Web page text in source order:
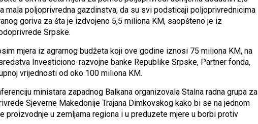
mala poljoprivredna gazdinstva, da su svi podsticaji poljoprivrednicima
goriva za šta je izdvojeno 5,5 miliona KM, saopšteno je iz
Srpske.
mjera iz agrarnog budžeta koji ove godine iznosi 75 miliona KM, na
Investiciono-razvojne banke Republike Srpske, Partner fonda,
vrijednosti od oko 100 miliona KM.
ministara zapadnog Balkana organizovala Stalna radna grupa za
Sjeverne Makedonije Trajana Dimkovskog kako bi se na jednom
proizvodnje u zemljama regiona i u preduzete mjere u borbi protiv